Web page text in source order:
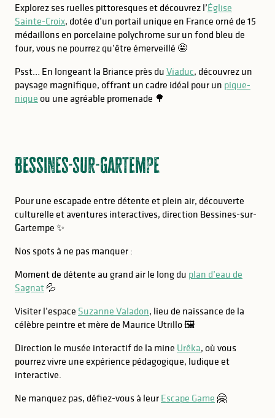
Explorez ses ruelles pittoresques et découvrez l’Église
Sainte-Croix, dotée d’un portail unique en France orné de 15
médaillons en porcelaine polychrome sur un fond bleu de
four, vous ne pourrez qu’être émerveillé 🤩
Psst… En longeant la Briance près du Viaduc, découvrez un
paysage magnifique, offrant un cadre idéal pour un pique-
nique ou une agréable promenade 🌳
Bessines-sur-Gartempe
Pour une escapade entre détente et plein air, découverte
culturelle et aventures interactives, direction Bessines-sur-
Gartempe ✨
Nos spots à ne pas manquer :
Moment de détente au grand air le long du plan d’eau de
Sagnat 💦
Visiter l’espace Suzanne Valadon, lieu de naissance de la
célèbre peintre et mère de Maurice Utrillo 🖼️
Direction le musée interactif de la mine Urêka, où vous
pourrez vivre une expérience pédagogique, ludique et
interactive.
Ne manquez pas, défiez-vous à leur Escape Game 🤗
BON À SAVOIR